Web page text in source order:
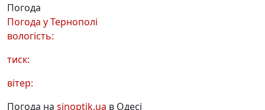
Погода
Погода уТернополі
вологість:
тиск:
вітер:
Погода на sinoptik.ua в Одесі